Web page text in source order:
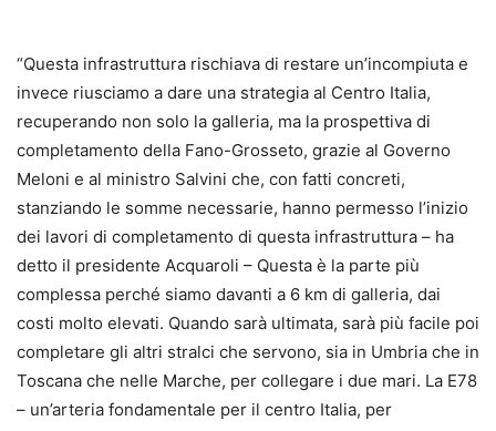
“Questa infrastruttura rischiava di restare un’incompiuta e
invece riusciamo a dare una strategia al Centro Italia,
recuperando non solo la galleria, ma la prospettiva di
completamento della Fano-Grosseto, grazie al Governo
Meloni e al ministro Salvini che, con fatti concreti,
stanziando le somme necessarie, hanno permesso l’inizio
dei lavori di completamento di questa infrastruttura – ha
detto il presidente Acquaroli – Questa è la parte più
complessa perché siamo davanti a 6 km di galleria, dai
costi molto elevati. Quando sarà ultimata, sarà più facile poi
completare gli altri stralci che servono, sia in Umbria che in
Toscana che nelle Marche, per collegare i due mari. La E78
– un’arteria fondamentale per il centro Italia, per